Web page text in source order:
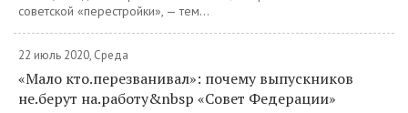
советской «перестройки», — тем...
22 июль 2020, Среда
«Мало кто.перезванивал»: почему выпускников
не.берут на.работу&nbsp «Совет Федерации»